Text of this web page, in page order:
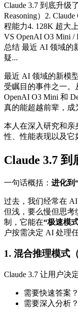
Claude 3.7 到底升级
Reasoning）2.
程能力4. 128K 超大
VS OpenAI O3 Mini /
总结 最近 AI 领域的
疑...
最近 AI 领域的新模
受瞩目的事件之一。
OpenAI O3 Mini 和
真的能超越前辈，成
本人在深入研究和亲
性、性能表现以及它
Claude 3.7 到
一句话概括： 进化到
过去，我们经常在
但浅，要么慢但思考
制，它能在“极速模
户按需决定 AI 处理
1. 混合推理模式
Claude 3.7 让用户决
需要快速答案？
需要深入分析？